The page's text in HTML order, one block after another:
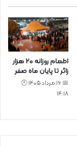
اطعام روزانه ۲۰ هزار
زائر تا پایان ماه صفر
📅 16 مرداد 1405 🕙
14:18